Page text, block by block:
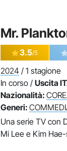
Mr.
3.5/5
2024 / 1 stagione
In corso / Uscita
Nazionalità:
Generi:
Una serie TV con
Mi Lee e Kim